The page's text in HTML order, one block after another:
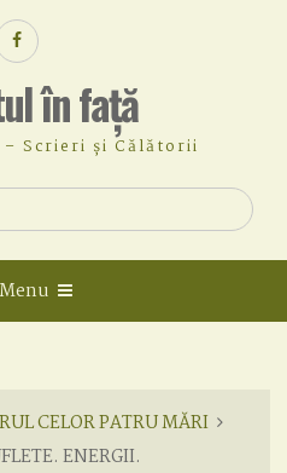
Facebook
în față
– Scrieri și Călătorii
CELOR PATRU MĂRI
ENERGII.